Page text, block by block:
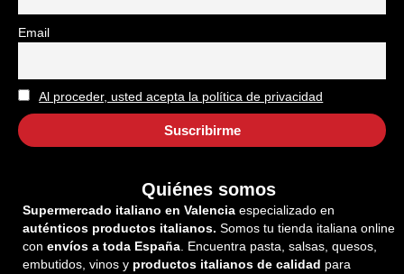
Email
Al proceder, usted acepta la política de privacidad
Quiénes somos
Supermercado italiano en Valencia especializado en
auténticos productos italianos. Somos tu tienda italiana online
con envíos a toda España . Encuentra pasta, salsas, quesos,
embutidos, vinos y productos italianos de calidad para